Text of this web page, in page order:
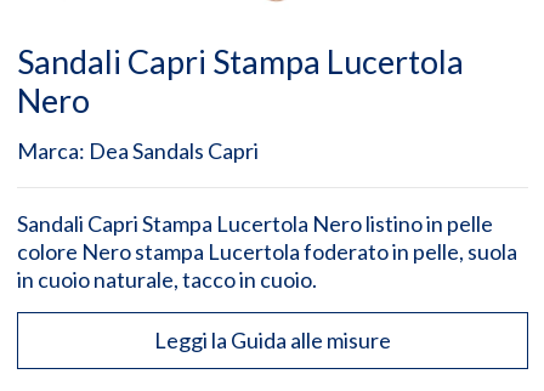
Sandali Capri Stampa Lucertola
Nero
Marca: Dea Sandals Capri
Sandali Capri Stampa Lucertola Nero listino in pelle
colore Nero stampa Lucertola foderato in pelle, suola
in cuoio naturale, tacco in cuoio.
Leggi la Guida alle misure